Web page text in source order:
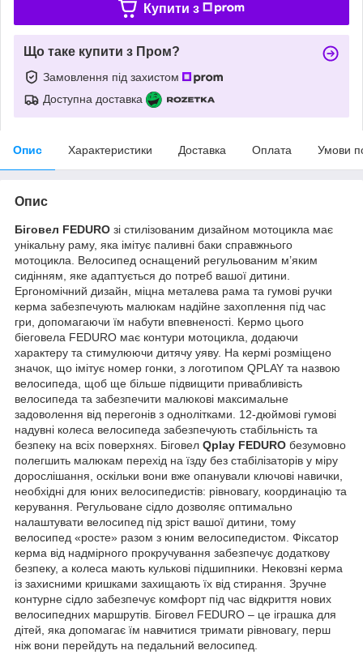
Купити з
Що таке купити з Пром?
Замовлення під захистом
Доступна доставка
Опис Характеристики Доставка Оплата Умови
Опис
Біговел FEDURO зі стилізованим дизайном мотоцикла має
унікальну раму, яка імітує паливні баки справжнього
мотоцикла. Велосипед оснащений регульованим м’яким
сидінням, яке адаптується до потреб вашої дитини.
Ергономічний дизайн, міцна металева рама та гумові ручки
керма забезпечують малюкам надійне захоплення під час
гри, допомагаючи їм набути впевненості. Кермо цього
біеговела FEDURO має контури мотоцикла, додаючи
характеру та стимулюючи дитячу уяву. На кермі розміщено
значок, що імітує номер гонки, з логотипом QPLAY та назвою
велосипеда, щоб ще більше підвищити привабливість
велосипеда та забезпечити малюкові максимальне
задоволення від перегонів з однолітками. 12-дюймові гумові
надувні колеса велосипеда забезпечують стабільність та
безпеку на всіх поверхнях. Біговел Qplay FEDURO безумовно
полегшить малюкам перехід на їзду без стабілізаторів у міру
дорослішання, оскільки вони вже опанували ключові навички,
необхідні для юних велосипедистів: рівновагу, координацію та
керування. Регульоване сідло дозволяє оптимально
налаштувати велосипед під зріст вашої дитини, тому
велосипед «росте» разом з юним велосипедистом. Фіксатор
керма від надмірного прокручування забезпечує додаткову
безпеку, а колеса мають кулькові підшипники. Нековзні керма
із захисними кришками захищають їх від стирання. Зручне
контурне сідло забезпечує комфорт під час відкриття нових
велосипедних маршрутів. Біговел FEDURO – це іграшка для
дітей, яка допомагає їм навчитися тримати рівновагу, перш
ніж вони перейдуть на педальний велосипед.